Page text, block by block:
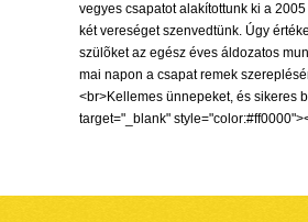
vegyes csapatot alakítottunk ki a
két vereséget szenvedtünk. Úgy
szülõket az egész éves áldozatos
mai napon a csapat remek
<br>Kellemes ünnepeket, és sikeres
target="_blank"